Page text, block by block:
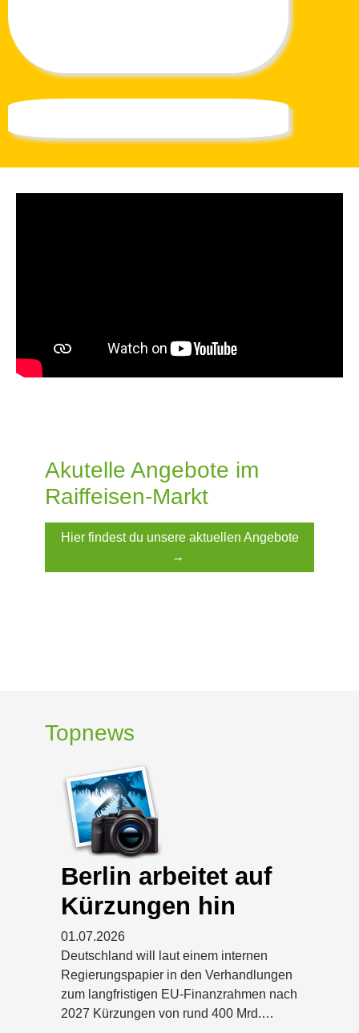
Akutelle Angebote im
Raiffeisen-Markt
Hier findest du unsere aktuellen Angebote
→
Topnews
Berlin arbeitet auf
Kürzungen hin
01.07.2026
Deutschland will laut einem internen
Regierungspapier in den Verhandlungen
zum langfristigen EU-Finanzrahmen nach
2027 Kürzungen von rund 400 Mrd.…